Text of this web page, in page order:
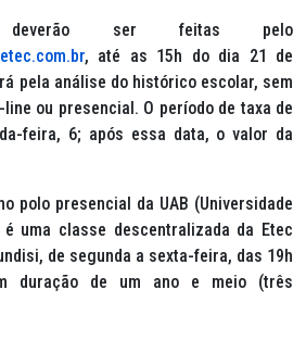
ser feitas pelo
, até as 15h do dia 21 de
pela análise do histórico escolar, sem
ou presencial. O período de taxa de
feira, 6; após essa data, o valor da
polo presencial da UAB (Universidade
uma classe descentralizada da Etec
de segunda a sexta-feira, das 19h
duração de um ano e meio (três